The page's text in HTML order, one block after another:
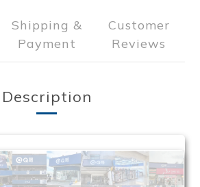
Shipping &
Payment
Customer
Reviews
Description